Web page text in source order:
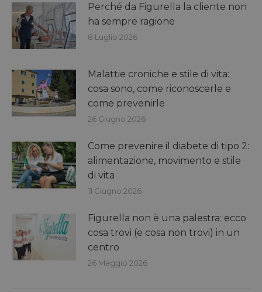
Perché da Figurella la cliente non
ha sempre ragione
8 Luglio 2026
Malattie croniche e stile di vita:
cosa sono, come riconoscerle e
come prevenirle
26 Giugno 2026
Come prevenire il diabete di tipo 2:
alimentazione, movimento e stile
di vita
11 Giugno 2026
Figurella non è una palestra: ecco
cosa trovi (e cosa non trovi) in un
centro
26 Maggio 2026